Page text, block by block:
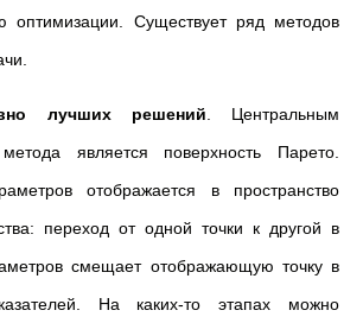
оптимизации. Существует ряд методов
лучших решений . Центральным
является поверхность Парето.
отображается в пространство
переход от одной точки к другой в
смещает отображающую точку в
На каких-то этапах можно